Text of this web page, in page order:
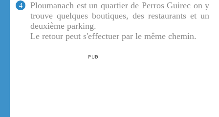
4
Ploumanach est un quartier de Perros Guirec on y
trouve quelques boutiques, des restaurants et un
deuxième parking.
Le retour peut s'effectuer par le même chemin.